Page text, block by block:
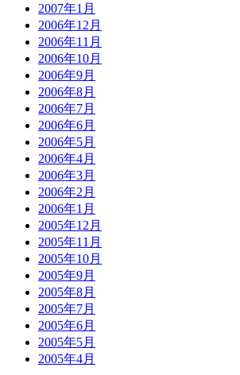
2007年1月
2006年12月
2006年11月
2006年10月
2006年9月
2006年8月
2006年7月
2006年6月
2006年5月
2006年4月
2006年3月
2006年2月
2006年1月
2005年12月
2005年11月
2005年10月
2005年9月
2005年8月
2005年7月
2005年6月
2005年5月
2005年4月